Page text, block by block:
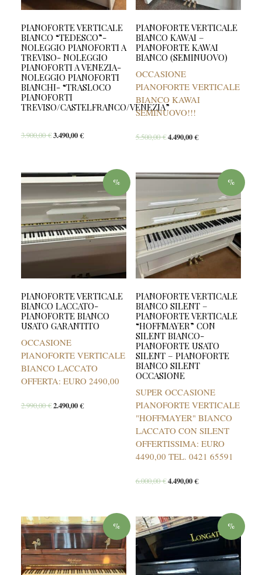
PIANOFORTE VERTICALE
BIANCO “TEDESCO”-
NOLEGGIO PIANOFORTI A
TREVISO- NOLEGGIO
PIANOFORTI A VENEZIA-
NOLEGGIO PIANOFORTI
BIANCHI- “TRASLOCO
PIANOFORTI
TREVISO/CASTELFRANCO/VENEZIA”
3.900,00€3.490,00€
PIANOFORTE VERTICALE
BIANCO KAWAI –
PIANOFORTE KAWAI
BIANCO (SEMINUOVO)
OCCASIONE
PIANOFORTE VERTICALE
BIANCO KAWAI
SEMINUOVO!!!
5.500,00€4.490,00€
%
PIANOFORTE VERTICALE
BIANCO LACCATO-
PIANOFORTE BIANCO
USATO GARANTITO
OCCASIONE
PIANOFORTE VERTICALE
BIANCO LACCATO
OFFERTA: EURO 2490,00
2.990,00€2.490,00€
%
PIANOFORTE VERTICALE
BIANCO SILENT –
PIANOFORTE VERTICALE
“HOFFMAYER” CON
SILENT BIANCO-
PIANOFORTE USATO
SILENT – PIANOFORTE
BIANCO SILENT
OCCASIONE
SUPER OCCASIONE
PIANOFORTE VERTICALE
"HOFFMAYER" BIANCO
LACCATO CON SILENT
OFFERTISSIMA: EURO
4490,00 TEL. 0421 65591
6.000,00€4.490,00€
% %